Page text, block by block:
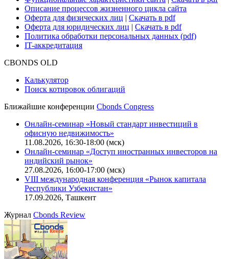
Описание процессов жизненного цикла сайта
Оферта для физических лиц | Скачать в pdf
Оферта для юридических лиц | Скачать в pdf
Политика обработки персональных данных (pdf)
IT-аккредитация
CBONDS OLD
Калькулятор
Поиск котировок облигаций
Ближайшие конференции Cbonds Congress
Онлайн-семинар «Новый стандарт инвестиций в
офисную недвижимость»
11.08.2026, 16:30-18:00 (мск)
Онлайн-семинар «Доступ иностранных инвесторов на
индийский рынок»
27.08.2026, 16:00-17:00 (мск)
VIII международная конференция «Рынок капитала
Республики Узбекистан»
17.09.2026, Ташкент
Журнал Cbonds Review